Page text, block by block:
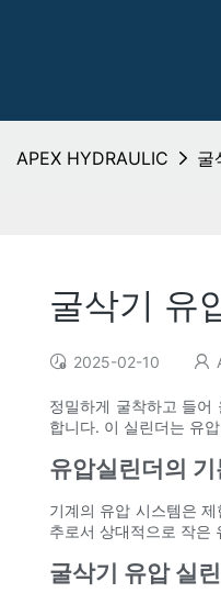
APEX HYDRAULIC 굴
굴삭기 유
2025-02-10
정밀하게 굴착하고 들어
합니다. 이 실린더는 유
유압실린더의 기
기계의 유압 시스템은
추로서 상대적으로 작은
굴삭기 유압 실